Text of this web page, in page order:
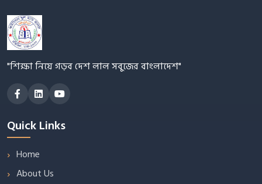
"শিক্ষা নিয়ে গড়ব দেশ লাল সবুজের বাংলাদেশ"
Quick Links
Home
About Us